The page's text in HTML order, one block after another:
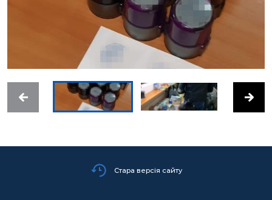
Стара версія сайту